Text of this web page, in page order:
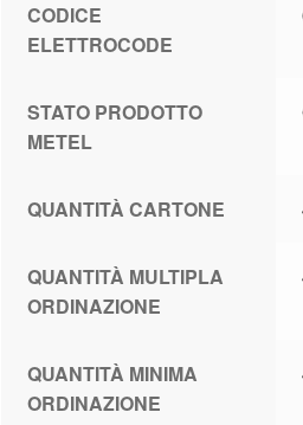
CODICE
ELETTROCODE
STATO PRODOTTO
METEL
QUANTITÀ CARTONE
QUANTITÀ MULTIPLA
ORDINAZIONE
QUANTITÀ MINIMA
ORDINAZIONE